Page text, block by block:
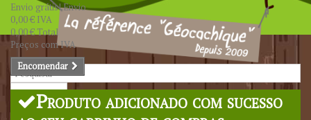
Pesquisar
Envio grátis!Envio
0,00 € IVA
0,00 €Total
Preços com IVA
Encomendar
Produto adicionado com sucesso